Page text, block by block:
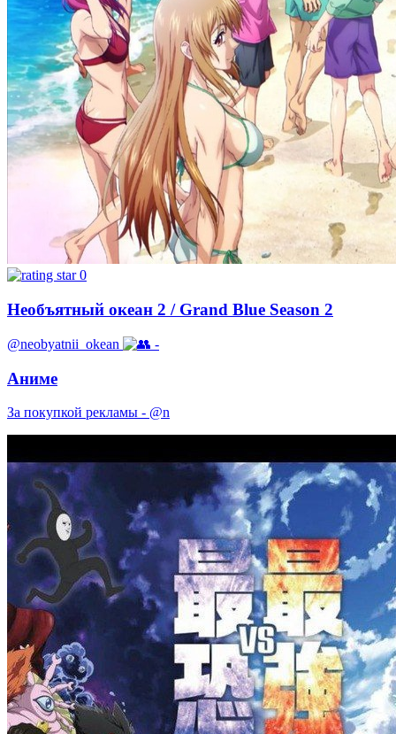
0
Необъятный океан 2 / Grand Blue Season 2
@neobyatnii_okean -
Аниме
За покупкой рекламы - @n